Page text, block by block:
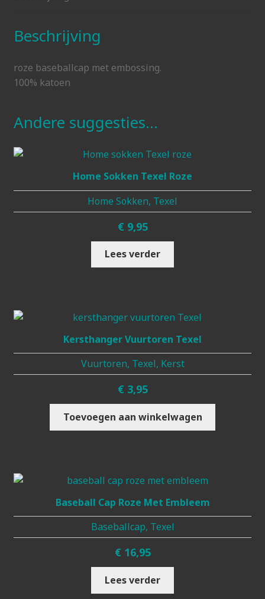
Beschrijving
roze baseballcap met embossing.
100% katoen
Andere suggesties…
Home Sokken Texel Roze
Home Sokken, Texel
€ 9,95
Lees verder
Kersthanger Vuurtoren Texel
Vuurtoren, Texel, Kerst
€ 3,95
Toevoegen aan winkelwagen
Baseball Cap Roze Met Embleem
Baseballcap, Texel
€ 16,95
Lees verder